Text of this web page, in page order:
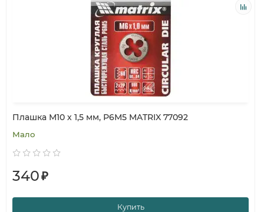
Плашка М10 х 1,5 мм, Р6М5 MATRIX 77092
Мало
340₽
Купить